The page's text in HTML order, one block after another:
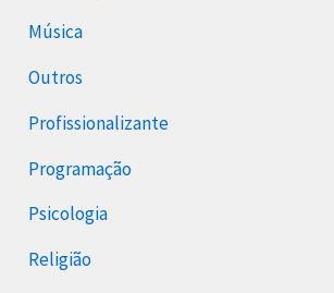
Música
Outros
Profissionalizante
Programação
Psicologia
Religião